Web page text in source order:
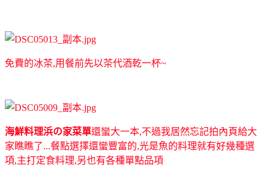
免費的冰茶,用餐前先以茶代酒乾一杯~
海鮮料理浜の家菜單還蠻大一本,不過我居然忘記拍內頁給大
家瞧瞧了...餐點選擇還蠻豐富的,光是魚的料理就有好幾種選
項,主打定食料理,另也有各種單點品項